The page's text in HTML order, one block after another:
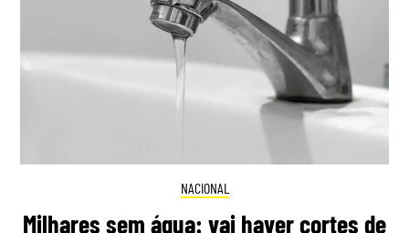
NACIONAL
Milhares sem água: vai haver cortes de